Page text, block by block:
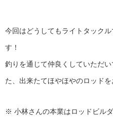
今回はどうしてもライトタック
す！
釣りを通じて仲良くしていただ
た、出来たてほやほやのロッド
※ 小林さんの本業はロッドビルダ